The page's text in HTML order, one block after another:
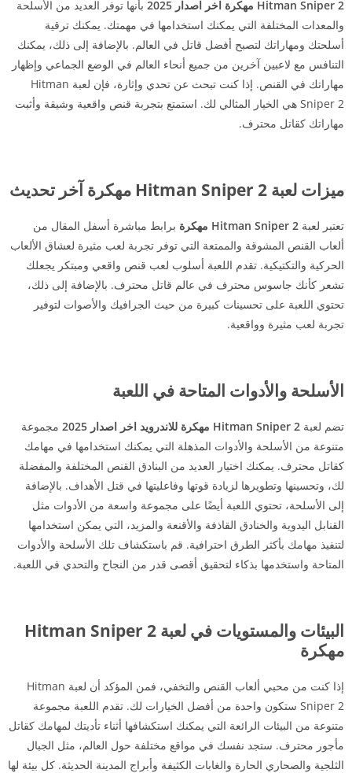
Hitman Sniper 2 مهكرة اخر اصدار 2025
بأنها توفر العديد من الأسلحة
والمعدات المختلفة التي يمكنك استخدامها في مهمتك. يمكنك ترقية
أسلحتك ومهاراتك لتصبح أفضل قاتل في العالم. بالإضافة إلى ذلك، يمكنك
التنافس مع لاعبين آخرين من جميع أنحاء العالم في الوضع الجماعي وإظهار
مهاراتك في القنص. إذا كنت تبحث عن تحدي وإثارة، فإن لعبة Hitman
Sniper 2 هي الخيار المثالي لك. استمتع بتجربة قنص واقعية وشيقة وأثبت
مهاراتك كقاتل محترف.
ميزات لعبة Hitman Sniper 2 مهكرة آخر تحديث
تعتبر لعبة Hitman Sniper 2 مهكرة
برابط مباشرة أسفل المقال من
ألعاب القنص المشوقة والممتعة التي توفر تجربة لعب مثيرة لعشاق الألعاب
الحركية والتكتيكية. تقدم اللعبة أسلوب لعب قنص واقعي ومبتكر يجعلك
تشعر كأنك جاسوس محترف في عالم قاتل محترف. بالإضافة إلى ذلك،
تحتوي اللعبة على تحسينات كبيرة من حيث الجرافيك والأصوات لتوفير
تجربة لعب مثيرة وواقعية.
الأسلحة والأدوات المتاحة في اللعبة
تضم لعبة Hitman Sniper 2 مهكرة للاندرويد اخر اصدار 2025
مجموعة
متنوعة من الأسلحة والأدوات المذهلة التي يمكنك استخدامها في مهامك
كقاتل محترف. يمكنك اختيار العديد من البنادق القنص المختلفة والمفضلة
لك، وتحسينها وتطويرها لزيادة قوتها وفاعليتها في قتل الأهداف. بالإضافة
إلى الأسلحة، تحتوي اللعبة أيضًا على مجموعة واسعة من الأدوات مثل
القنابل اليدوية والخنادق القاذفة والأقنعة والمزيد، التي يمكن استخدامها
لتنفيذ مهامك بأكثر الطرق احترافية. قم باستكشاف تلك الأسلحة والأدوات
المتاحة واستخدمها بذكاء لتحقيق أقصى قدر من النجاح والتحدي في اللعبة.
البيئات والمستويات في لعبة Hitman Sniper 2
مهكرة
إذا كنت من محبي ألعاب القنص والتخفي، فمن المؤكد أن لعبة Hitman
Sniper 2 ستكون واحدة من أفضل الخيارات لك. تقدم اللعبة مجموعة
متنوعة من البيئات الرائعة التي يمكنك استكشافها أثناء تأديتك لمهامك كقاتل
مأجور محترف. ستجد نفسك في مواقع مختلفة حول العالم، مثل الجبال
الثلجية والصحاري الحارة والغابات الكثيفة وأبراج المدينة الحديثة. كل بيئة لها